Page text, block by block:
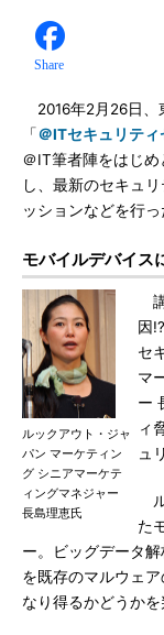
Share
2016年2月26日、
「＠ITセキュリティ
＠IT筆者陣をはじ
し、最新のセキュ
ッションなどを行
モバイルデバイス
ルックアウト・ジャ
パン マーケティン
グ シニアマーケテ
ィングマネジャー
長島理恵氏
因
セ
マ
ー
ィ
ュ
た
ー。ビッグデータ
を既存のマルウェ
なり得るかどうか